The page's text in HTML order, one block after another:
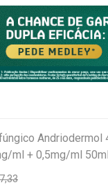
ml + 0,5mg/ml 50ml